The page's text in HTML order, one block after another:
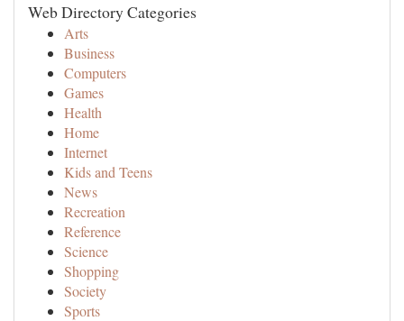
Web Directory Categories
Arts
Business
Computers
Games
Health
Home
Internet
Kids and Teens
News
Recreation
Reference
Science
Shopping
Society
Sports